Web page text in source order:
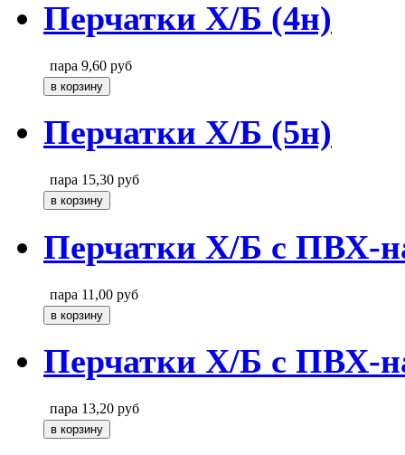
Перчатки Х/Б (4н)
пара 9,60 руб
Перчатки Х/Б (5н)
пара 15,30 руб
Перчатки Х/Б с ПВХ-
пара 11,00 руб
Перчатки Х/Б с ПВХ-
пара 13,20 руб